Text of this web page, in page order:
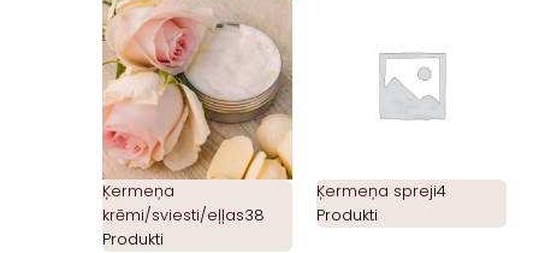
Ķermeņa
krēmi/sviesti/eļļas38
Produkti
Ķermeņa spreji4
Produkti